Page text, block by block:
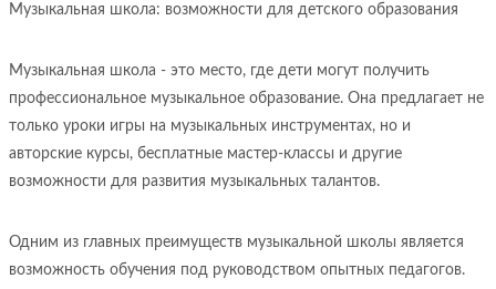
Музыкальная школа: возможности для детского образования
Музыкальная школа - это место, где дети могут получить
профессиональное музыкальное образование. Она предлагает не
только уроки игры на музыкальных инструментах, но и
авторские курсы, бесплатные мастер-классы и другие
возможности для развития музыкальных талантов.
Одним из главных преимуществ музыкальной школы является
возможность обучения под руководством опытных педагогов.